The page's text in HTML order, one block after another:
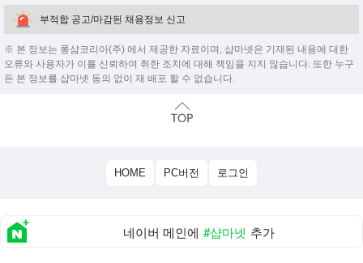
부적합 공고/마감된 채용정보 신고
※ 본 정보는 롱샴코리아(주) 에서 제공한 자료이며, 샵마넷은 기재된 내용에 대한
오류와 사용자가 이를 신뢰하여 취한 조치에 대해 책임을 지지 않습니다. 또한 누구
든 본 정보를 샵마넷 동의 없이 재 배포 할 수 없습니다.
HOME PC버전 로그인
네이버 메인에 #샵마넷 추가